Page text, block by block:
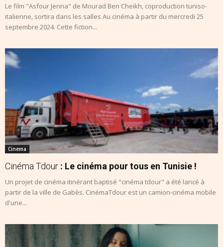
Le film "Asfour Jenna" de Mourad Ben Cheikh, coproduction tuniso-
italienne, sortira dans les salles Au cinéma à partir du mercredi 25
septembre 2024. Cette fiction...
Cinema
Cinéma Tdour : Le cinéma pour tous en Tunisie !
Un projet de cinéma itinérant baptisé "cinéma tdour" a été lancé à
partir de la ville de Gabès. CinémaTdour est un camion-cinéma mobile
d'une...